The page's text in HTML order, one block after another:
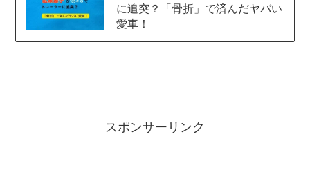
に追突？「骨折」で済んだヤバい
愛車！
スポンサーリンク